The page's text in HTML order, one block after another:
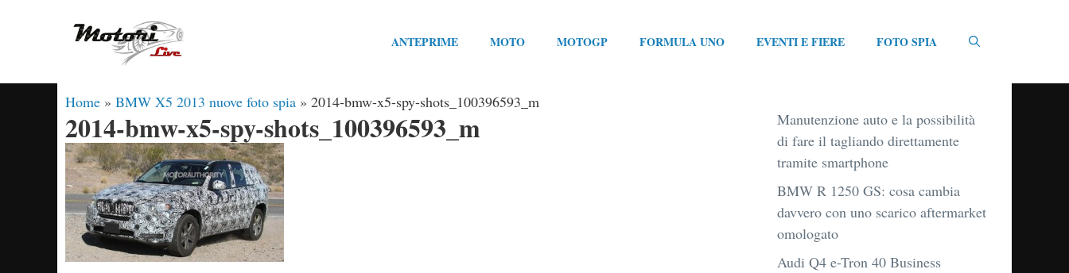
ANTEPRIME MOTO MOTOGP FORMULA UNO EVENTI E FIERE FOTO SPIA
Home » BMW X5 2013 nuove foto spia » 2014-bmw-x5-spy-shots_100396593_m
2014-bmw-x5-spy-shots_100396593_m
Manutenzione auto e la possibilità
di fare il tagliando direttamente
tramite smartphone
BMW R 1250 GS: cosa cambia
davvero con uno scarico aftermarket
omologato
Audi Q4 e-Tron 40 Business